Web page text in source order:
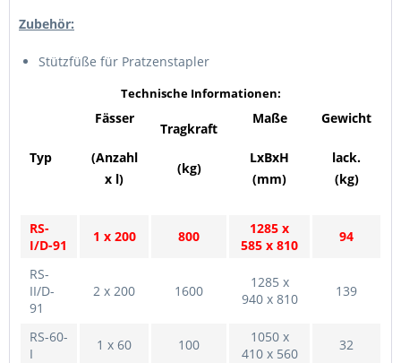
Zubehör:
Stützfüße für Pratzenstapler
Technische Informationen:
Typ
Fässer
(Anzahl
x l)
Tragkraft
(kg)
Maße
LxBxH
(mm)
Gewicht
lack.
(kg)
RS-
I/D-91
1 x 200 800
1285 x
585 x 810
94
RS-
II/D-
91
2 x 200 1600
1285 x
940 x 810
139
RS-60-
I
1 x 60 100
1050 x
410 x 560
32